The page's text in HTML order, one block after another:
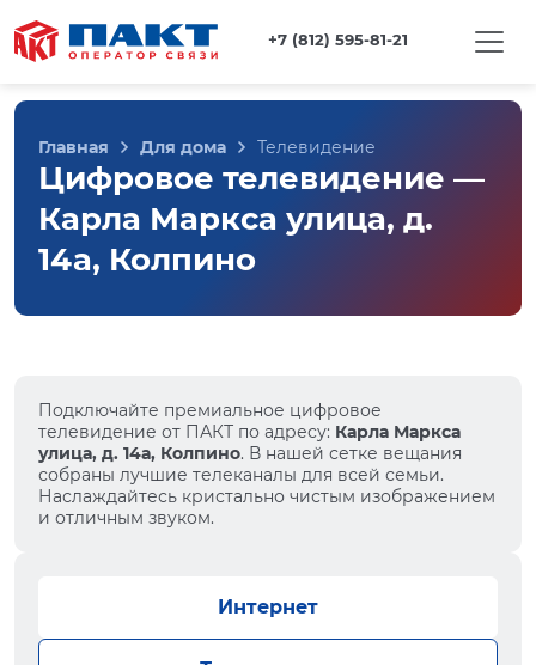
+7 (812) 595-81-21
Главная Для дома Телевидение
Цифровое телевидение —
Карла Маркса улица, д.
14а, Колпино
Подключайте премиальное цифровое
телевидение от ПАКТ по адресу: Карла Маркса
улица, д. 14а, Колпино. В нашей сетке вещания
собраны лучшие телеканалы для всей семьи.
Наслаждайтесь кристально чистым изображением
и отличным звуком.
Интернет